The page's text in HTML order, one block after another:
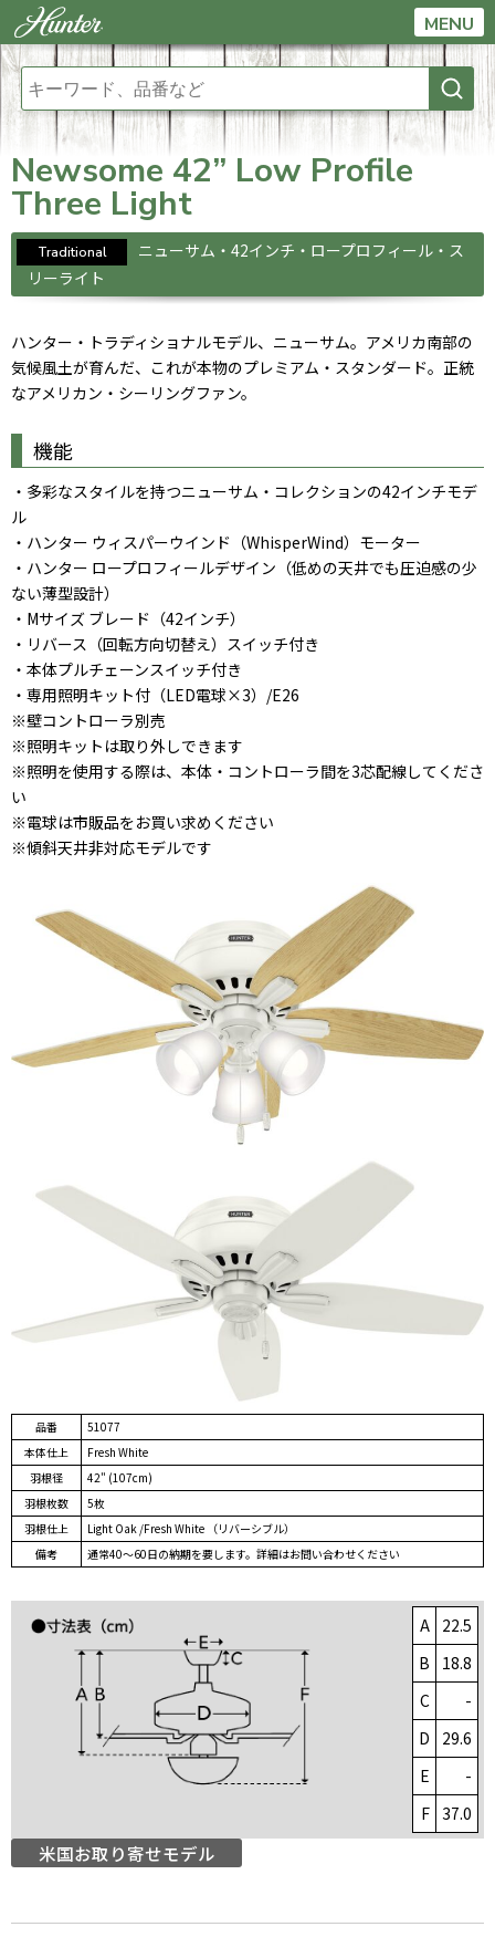
MENU
Newsome 42” Low Profile
Three Light
Traditional
ニューサム・42インチ・ロープロフィール・ス
リーライト
ハンター・トラディショナルモデル、ニューサム。アメリカ南部の
気候風土が育んだ、これが本物のプレミアム・スタンダード。正統
なアメリカン・シーリングファン。
機能
・多彩なスタイルを持つニューサム・コレクションの42インチモデ
ル
・ハンター ウィスパーウインド（WhisperWind）モーター
・ハンター ロープロフィールデザイン（低めの天井でも圧迫感の少
ない薄型設計）
・Mサイズ ブレード（42インチ）
・リバース（回転方向切替え）スイッチ付き
・本体プルチェーンスイッチ付き
・専用照明キット付（LED電球×3）/E26
※壁コントローラ別売
※照明キットは取り外しできます
※照明を使用する際は、本体・コントローラ間を3芯配線してくださ
い
※電球は市販品をお買い求めください
※傾斜天井非対応モデルです
品番
51077
本体仕上
Fresh White
羽根径
42" (107cm)
羽根枚数
5枚
羽根仕上
Light Oak /Fresh White （リバーシブル）
備考
通常40～60日の納期を要します。詳細はお問い合わせください
A 22.5
B
18.8
C
-
D
29.6
E
-
F 37.0
米国お取り寄せモデル